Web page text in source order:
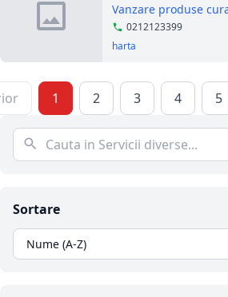
Sortare
Vanzare produse
0212123399
harta
1 2 3 4 5